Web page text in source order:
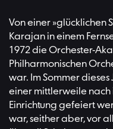
Von einer »glücklichen
Karajan in einem
1972 die Orchester-
Philharmonischen
war. Im Sommer
einer mittlerweile
Einrichtung gefeiert
war, seither aber, vor